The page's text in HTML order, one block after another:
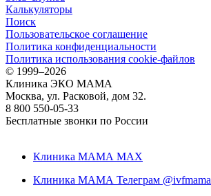
Калькуляторы
Поиск
Пользовательское соглашение
Политика конфиденциальности
Политика использования cookie-файлов
© 1999–2026
Клиника ЭКО МАМА
Москва, ул. Расковой, дом 32.
8 800 550-05-33
Бесплатные звонки по России
Клиника МАМА MAX
Клиника МАМА Телеграм @ivfmama